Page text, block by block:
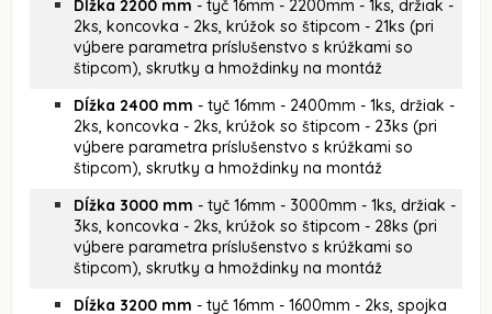
Dĺžka 2200 mm - tyč 16mm - 2200mm - 1ks, držiak -
2ks, koncovka - 2ks, krúžok so štipcom - 21ks (pri
výbere parametra príslušenstvo s krúžkami so
štipcom), skrutky a hmoždinky na montáž
Dĺžka 2400 mm - tyč 16mm - 2400mm - 1ks, držiak -
2ks, koncovka - 2ks, krúžok so štipcom - 23ks (pri
výbere parametra príslušenstvo s krúžkami so
štipcom), skrutky a hmoždinky na montáž
Dĺžka 3000 mm - tyč 16mm - 3000mm - 1ks, držiak -
3ks, koncovka - 2ks, krúžok so štipcom - 28ks (pri
výbere parametra príslušenstvo s krúžkami so
štipcom), skrutky a hmoždinky na montáž
Dĺžka 3200 mm - tyč 16mm - 1600mm - 2ks, spojka